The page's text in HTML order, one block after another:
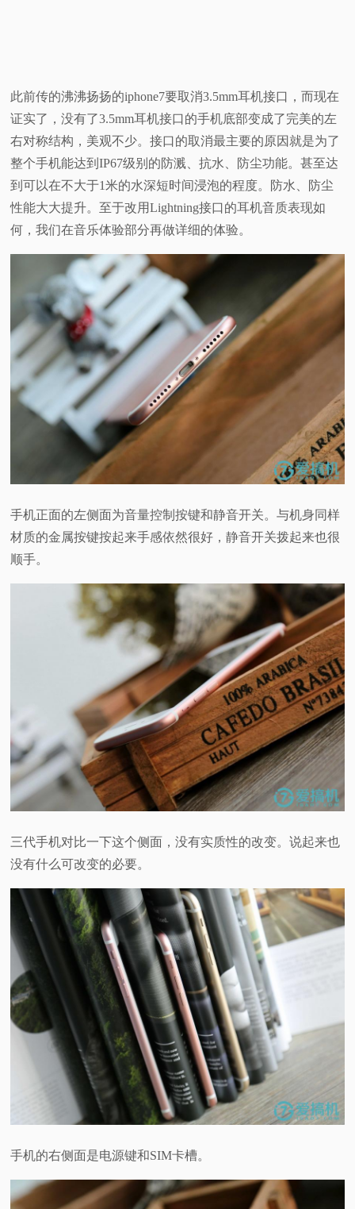
此前传的沸沸扬扬的iphone7要取消3.5mm耳机接口，而现在
证实了，没有了3.5mm耳机接口的手机底部变成了完美的左
右对称结构，美观不少。接口的取消最主要的原因就是为了
整个手机能达到IP67级别的防溅、抗水、防尘功能。甚至达
到可以在不大于1米的水深短时间浸泡的程度。防水、防尘
性能大大提升。至于改用Lightning接口的耳机音质表现如
何，我们在音乐体验部分再做详细的体验。
手机正面的左侧面为音量控制按键和静音开关。与机身同样
材质的金属按键按起来手感依然很好，静音开关拨起来也很
顺手。
三代手机对比一下这个侧面，没有实质性的改变。说起来也
没有什么可改变的必要。
手机的右侧面是电源键和SIM卡槽。